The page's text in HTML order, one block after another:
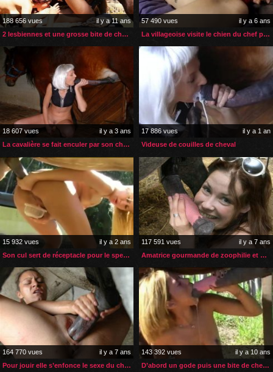
188 656 vues
il y a 11 ans
2 lesbiennes et une grosse bite de cheval
57 490 vues
il y a 6 ans
La villageoise visite le chien du chef pour une sodomie
18 607 vues
il y a 3 ans
La cavalière se fait enculer par son cheval avant la promenade
17 886 vues
il y a 1 an
Videuse de couilles de cheval
15 932 vues
il y a 2 ans
Son cul sert de réceptacle pour le sperme de son cheval
117 591 vues
il y a 7 ans
Amatrice gourmande de zoophilie et de sexe de cheval
164 770 vues
il y a 7 ans
Pour jouir elle s’enfonce le sexe du cheval au maximum
143 392 vues
il y a 10 ans
D’abord un gode puis une bite de cheval